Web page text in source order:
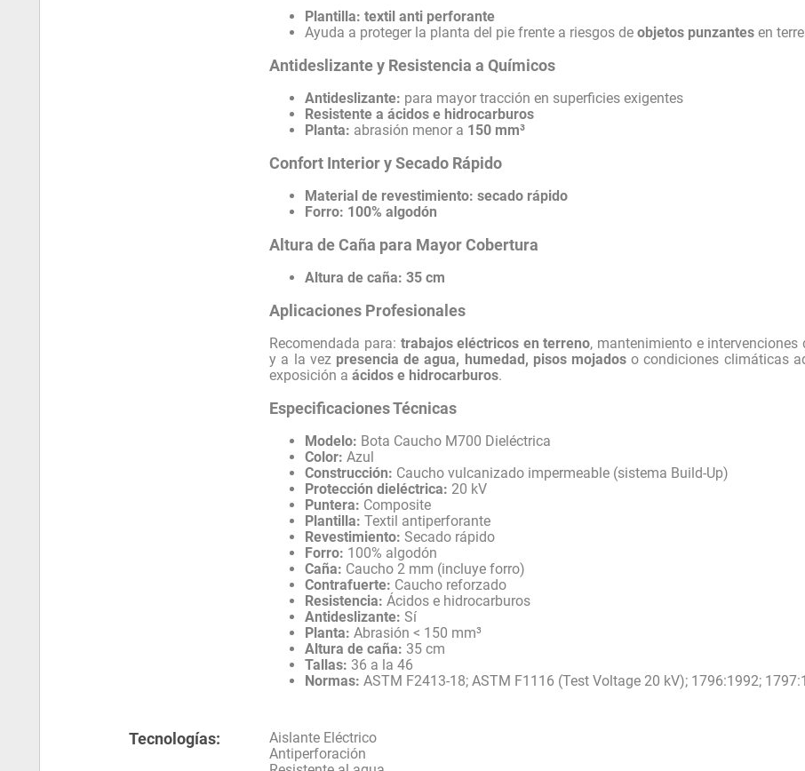
Plantilla: textil anti perforante
Ayuda a proteger la planta del pie frente a riesgos deobjetos punzantes en
Antideslizante y Resistencia a Químicos
Antideslizante: para mayor tracción en superficies exigentes
Resistente a ácidos e hidrocarburos
Planta: abrasión menor a 150 mm³
Confort Interior y Secado Rápido
Material de revestimiento: secado rápido
Forro: 100% algodón
Altura de Caña para Mayor Cobertura
Altura de caña: 35 cm
Aplicaciones Profesionales
Recomendada para: trabajos eléctricos en terreno, mantenimiento e intervenciones
y a la vez presencia de agua, humedad, pisos mojados o condiciones climáticas
exposición aácidos e hidrocarburos.
Especificaciones Técnicas
Modelo: Bota Caucho M700 Dieléctrica
Color: Azul
Construcción: Caucho vulcanizado impermeable (sistema Build-Up)
Protección dieléctrica: 20 kV
Puntera: Composite
Plantilla: Textil antiperforante
Revestimiento: Secado rápido
Forro: 100% algodón
Caña: Caucho 2 mm (incluye forro)
Contrafuerte: Caucho reforzado
Resistencia: Ácidos e hidrocarburos
Antideslizante: Sí
Planta: Abrasión < 150 mm³
Altura de caña: 35 cm
Tallas: 36 a la 46
Normas: ASTM F2413-18; ASTM F1116 (Test Voltage 20 kV); 1796:1992;
Tecnologías:
Aislante Eléctrico
Antiperforación